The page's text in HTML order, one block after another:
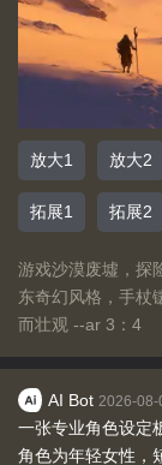
放大1 放大2
拓展1 拓展2
游戏沙漠废墟，探
东奇幻风格，手杖
而壮观 --ar 3：4
AI Bot 2026-08-
一张专业角色设定
角色为年轻女性，